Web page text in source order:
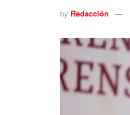
by Redacción